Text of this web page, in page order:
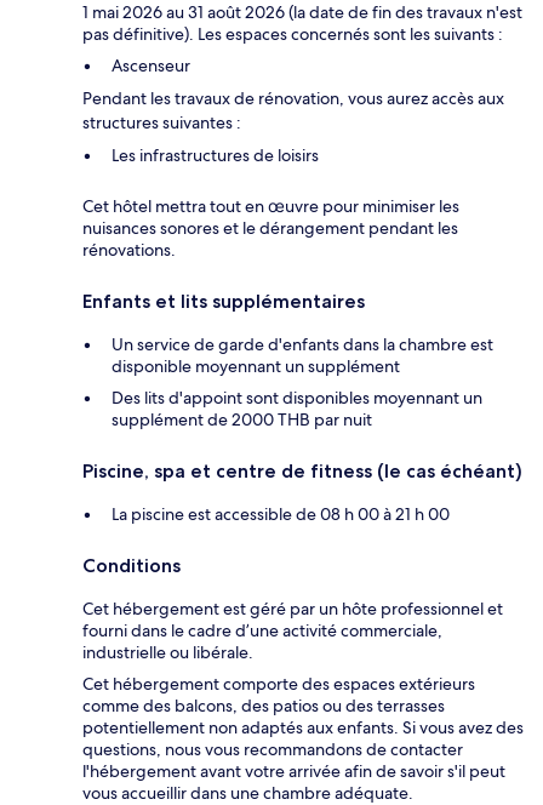
1 mai 2026 au 31 août 2026 (la date de fin des travaux n'est
pas définitive). Les espaces concernés sont les suivants :
Ascenseur
Pendant les travaux de rénovation, vous aurez accès aux
structures suivantes :
Les infrastructures de loisirs
Cet hôtel mettra tout en œuvre pour minimiser les
nuisances sonores et le dérangement pendant les
rénovations.
Enfants et lits supplémentaires
Un service de garde d'enfants dans la chambre est
disponible moyennant un supplément
Des lits d'appoint sont disponibles moyennant un
supplément de 2000 THB par nuit
Piscine, spa et centre de fitness (le cas échéant)
La piscine est accessible de 08 h 00 à 21 h 00
Conditions
Cet hébergement est géré par un hôte professionnel et
fourni dans le cadre d’une activité commerciale,
industrielle ou libérale.
Cet hébergement comporte des espaces extérieurs
comme des balcons, des patios ou des terrasses
potentiellement non adaptés aux enfants. Si vous avez des
questions, nous vous recommandons de contacter
l'hébergement avant votre arrivée afin de savoir s'il peut
vous accueillir dans une chambre adéquate.